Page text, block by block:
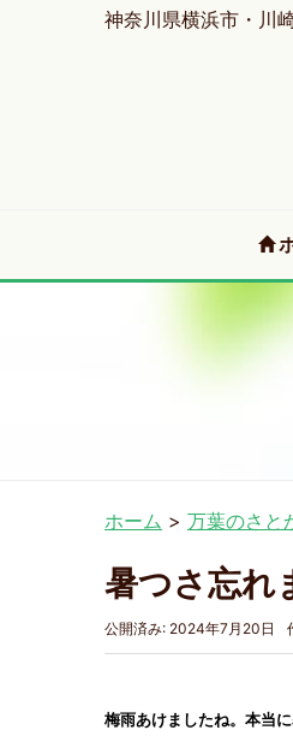
神奈川県横浜市・川
ホーム > 万葉のさと
暑つさ忘れ
公開済み: 2024年7月20日
梅雨あけましたね。本当